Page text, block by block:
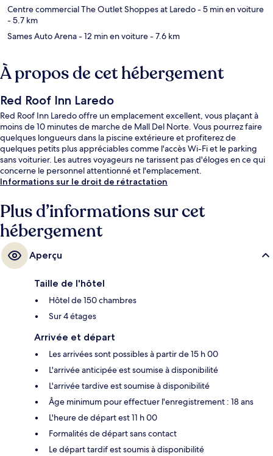
Centre commercial The Outlet Shoppes at Laredo- 5 min en voiture
- 5.7 km
Sames Auto Arena- 12 min en voiture- 7.6 km
À propos de cet hébergement
Red Roof Inn Laredo
Red Roof Inn Laredo offre un emplacement excellent, vous plaçant à
moins de 10 minutes de marche de Mall Del Norte. Vous pourrez faire
quelques longueurs dans la piscine extérieure et profiterez de
quelques petits plus appréciables comme l'accès Wi-Fi et le parking
sans voiturier. Les autres voyageurs ne tarissent pas d'éloges en ce qui
concerne le personnel attentionné et l'emplacement.
Informations sur le droit de rétractation
Plus d’informations sur cet
hébergement
Aperçu
Taille de l'hôtel
Hôtel de 150 chambres
Sur 4 étages
Arrivée et départ
Les arrivées sont possibles à partir de 15 h 00
L'arrivée anticipée est soumise à disponibilité
L'arrivée tardive est soumise à disponibilité
Âge minimum pour effectuer l'enregistrement : 18 ans
L'heure de départ est 11 h 00
Formalités de départ sans contact
Le départ tardif est soumis à disponibilité